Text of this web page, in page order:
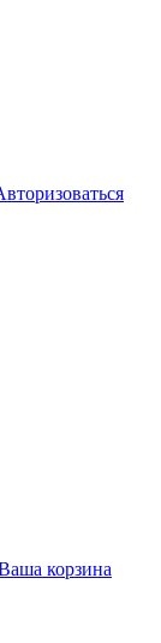
корзина